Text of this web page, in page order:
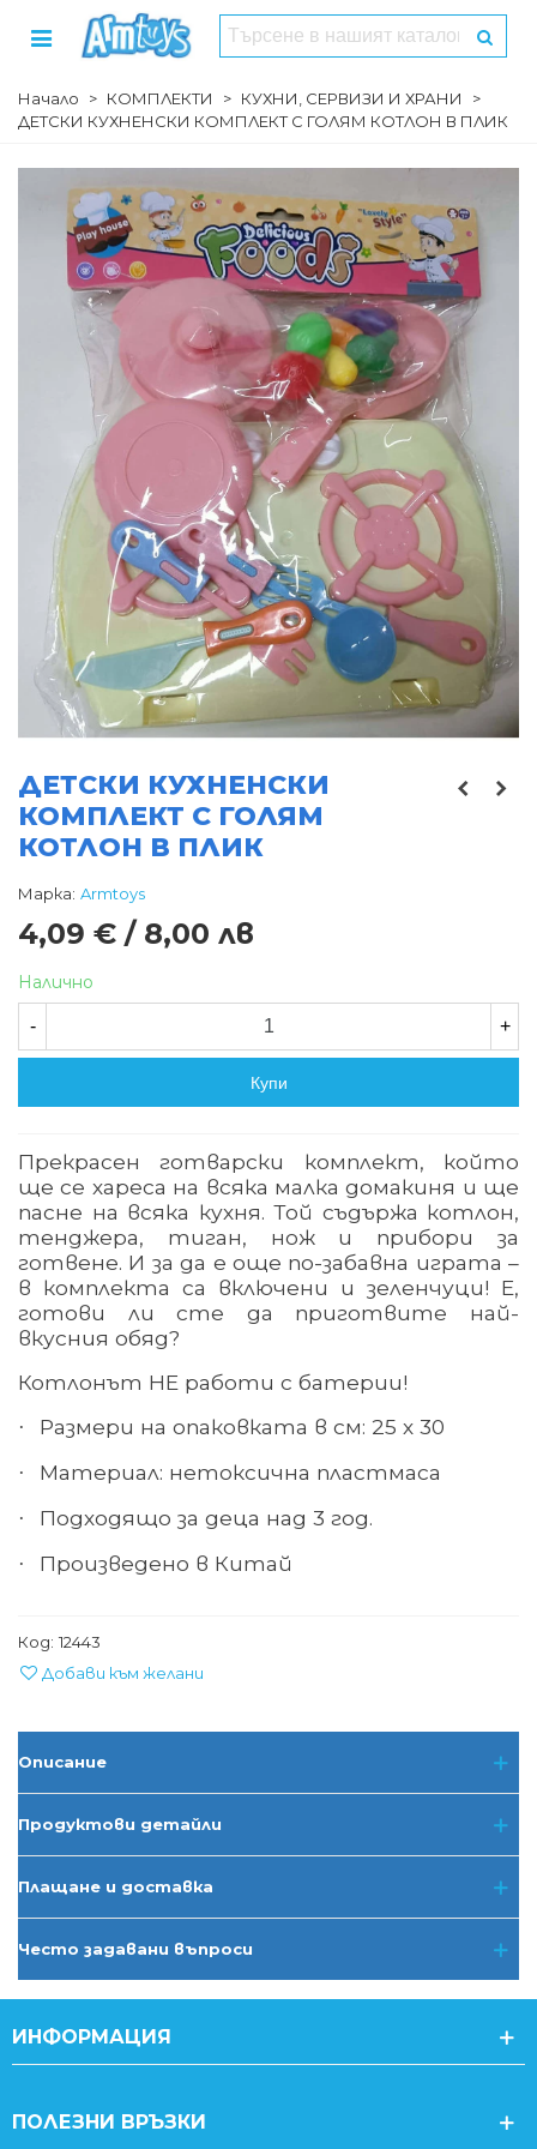
Начало > КОМПЛЕКТИ > КУХНИ, СЕРВИЗИ И ХРАНИ
>
ДЕТСКИ КУХНЕНСКИ КОМПЛЕКТ С ГОЛЯМ КОТЛОН В ПЛИК
ДЕТСКИ КУХНЕНСКИ
КОМПЛЕКТ С ГОЛЯМ
КОТЛОН В ПЛИК
Марка: Armtoys
4,09 € / 8,00 лв
Налично
- +
Купи
Прекрасен
готварски комплект, който
ще се хареса на всяка малка домакиня и ще
пасне на всяка кухня. Той съдържа котлон,
тенджера, тиган, нож и прибори за
готвене. И за да е още по-забавна играта –
в комплекта са включени и зеленчуци! Е,
готови ли сте да приготвите най-
вкусния обяд?
Котлонът НЕ работи с батерии!
· Размери на опаковката в см: 25 х 30
· Материал: нетоксична пластмаса
· Подходящо за деца над 3 год.
· Произведено в Китай
Код: 12443
Добави към желани
Описание
Продуктови детайли
Плащане и доставка
Често задавани въпроси
ИНФОРМАЦИЯ
ПОЛЕЗНИ ВРЪЗКИ